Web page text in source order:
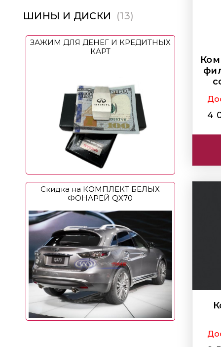
ШИНЫ И ДИСКИ (13)
ЗАЖИМ ДЛЯ ДЕНЕГ И КРЕДИТНЫХ
КАРТ
Скидка на КОМПЛЕКТ БЕЛЫХ
ФОНАРЕЙ QX70
4